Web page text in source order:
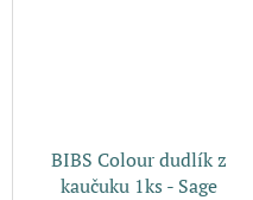
BIBS Colour dudlík z
kaučuku 1ks - Sage